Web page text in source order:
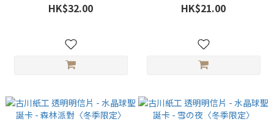
HK$32.00 HK$21.00